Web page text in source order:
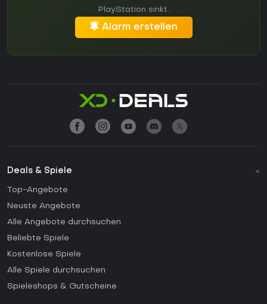
PlayStation sinkt.
Alarm erstellen
Deals & Spiele
Top-Angebote
Neuste Angebote
Alle Angebote durchsuchen
Beliebte Spiele
Kostenlose Spiele
Alle Spiele durchsuchen
Spieleshops & Gutscheine